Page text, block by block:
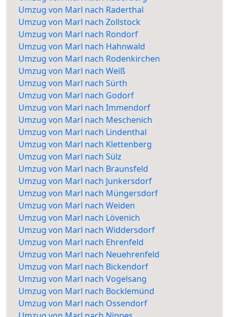
Umzug von Marl nach Raderthal
Umzug von Marl nach Zollstock
Umzug von Marl nach Rondorf
Umzug von Marl nach Hahnwald
Umzug von Marl nach Rodenkirchen
Umzug von Marl nach Weiß
Umzug von Marl nach Sürth
Umzug von Marl nach Godorf
Umzug von Marl nach Immendorf
Umzug von Marl nach Meschenich
Umzug von Marl nach Lindenthal
Umzug von Marl nach Klettenberg
Umzug von Marl nach Sülz
Umzug von Marl nach Braunsfeld
Umzug von Marl nach Junkersdorf
Umzug von Marl nach Müngersdorf
Umzug von Marl nach Weiden
Umzug von Marl nach Lövenich
Umzug von Marl nach Widdersdorf
Umzug von Marl nach Ehrenfeld
Umzug von Marl nach Neuehrenfeld
Umzug von Marl nach Bickendorf
Umzug von Marl nach Vogelsang
Umzug von Marl nach Bocklemünd
Umzug von Marl nach Ossendorf